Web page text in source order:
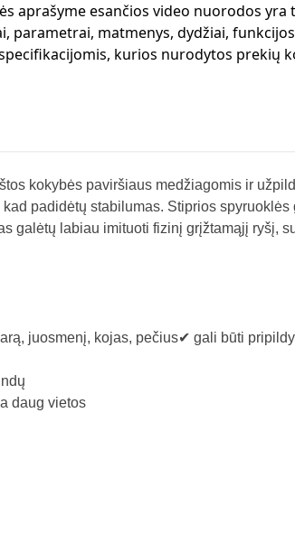
aprašyme esančios video nuorodos
matmenys, dydžiai,
kurios nurodytos prekių
kokybės paviršiaus medžiagomis ir
padidėtų stabilumas. Stiprios
galėtų labiau imituoti fizinį grįžtamąjį ryšį,
juosmenį, kojas, pečius✔ gali būti
daug vietos